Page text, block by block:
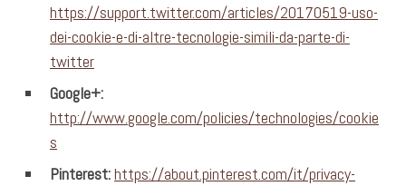
https://support.twitter.com/articles/20170519-uso-
dei-cookie-e-di-altre-tecnologie-simili-da-parte-di-
twitter
Google+:
http://www.google.com/policies/technologies/cookie
s
Pinterest:https://about.pinterest.com/it/privacy-